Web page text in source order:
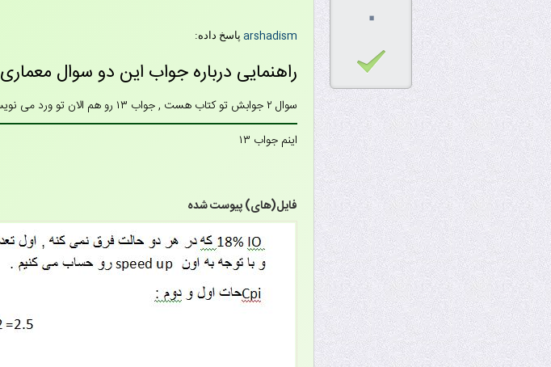
۰
arshadism پاسخ داده:
راهنمایی درباره جواب این دو سوال معماری
سوال ۲ جوابش تو کتاب هست , جواب ۱۳ رو هم الان تو ورد می نویسم می فرستم
اینم جواب ۱۳
فایل‌(های) پیوست شده